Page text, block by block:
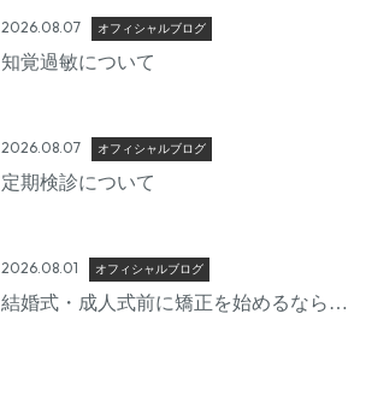
2026.08.07 オフィシャルブログ
知覚過敏について
2026.08.07 オフィシャルブログ
定期検診について
2026.08.01 オフィシャルブログ
結婚式・成人式前に矯正を始めるならい